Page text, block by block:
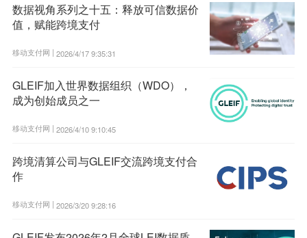
数据视角系列之十五：释放可信数据价
值，赋能跨境支付
移动支付网 | 2026/4/17 9:35:31
GLEIF加入世界数据组织（WDO），
成为创始成员之一
移动支付网 | 2026/4/10 9:10:45
跨境清算公司与GLEIF交流跨境支付合
作
移动支付网 | 2026/3/20 9:28:16